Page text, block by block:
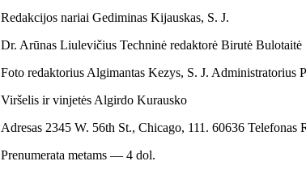
Redakcijos nariai Gediminas Kijauskas, S. J.
Dr. Arūnas Liulevičius Techninė redaktorė Birutė Bulotaitė
Foto redaktorius Algimantas Kezys, S. J. Administratorius
Viršelis ir vinjetės Algirdo Kurausko
Adresas 2345 W. 56th St., Chicago, 111. 60636
Prenumerata metams — 4 dol.